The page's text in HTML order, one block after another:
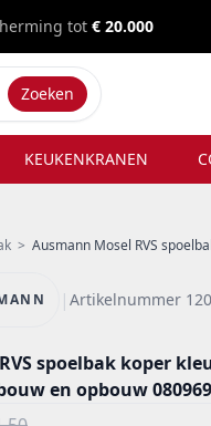
tot € 20.000
Zoeken
KEUKENKRANEN
> Ausmann Mosel RVS spoelbak koper
|Artikelnummer
spoelbak koper
en opbouw 080969